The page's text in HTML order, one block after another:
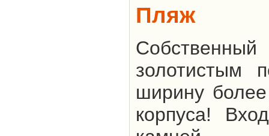
Пляж
золотистым
ширину
корпуса!